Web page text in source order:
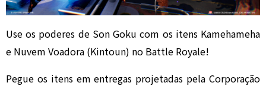
Use os poderes de Son Goku com os itens Kamehameha
e Nuvem Voadora (Kintoun) no Battle Royale!
Pegue os itens em entregas projetadas pela Corporação